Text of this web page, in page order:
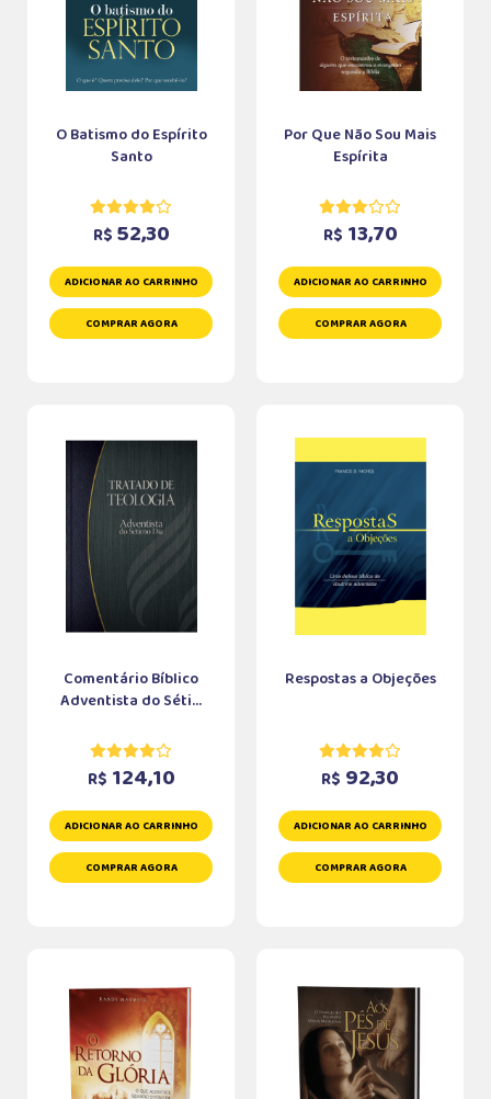
O Batismo do Espírito
Santo
R$ 52,30
ADICIONAR AO CARRINHO
COMPRAR AGORA
Por Que Não Sou Mais
Espírita
R$ 13,70
ADICIONAR AO CARRINHO
COMPRAR AGORA
Comentário Bíblico
Adventista do Séti...
R$ 124,10
ADICIONAR AO CARRINHO
COMPRAR AGORA
Respostas a Objeções
R$ 92,30
ADICIONAR AO CARRINHO
COMPRAR AGORA